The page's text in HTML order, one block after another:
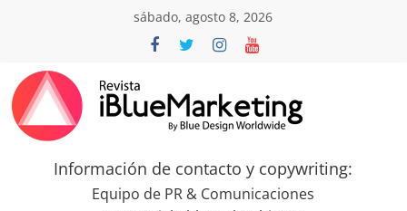
sábado, agosto 8, 2026
Revista
iBlue
Información de contacto y copywriting:
Equipo de PR & Comunicaciones